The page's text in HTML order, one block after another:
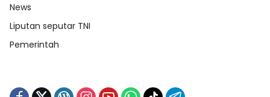
News
Liputan seputar TNI
Pemerintah